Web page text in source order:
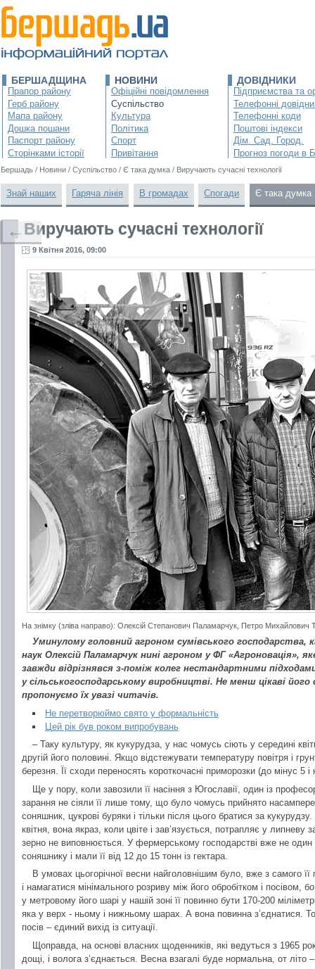
БЕРШАДЩИНА
Прапор району
Герб району
Мапа району
Дошка пошани
Паспорт району
Сторінками історії
НОВИНИ
Офіційні повідомлення
Суспільство
Культура
Політика
Спорт
Привітання
ДОВІДНИКИ
Підприємства та
Телефонні
Телефонні коди
Поштові індекси
Дім. Сад. Город.
Прогноз погоди в
Бершадь / Новини / Суспільство / Є така думка / Виручають сучасні технології
Знай наших Гаряча лінія В громадах Спогади Є така думка
Виручають сучасні технології
9 Квітня 2016, 09:00
На знімку (зліва направо): Олексій Степанович Паламарчук, Петро Михайлович
Уминулому головний агроном сумівського господарства,
наук Олексій Паламарчук нині агроном у ФГ «Агроновація»,
завжди відрізнявся з-поміж колег нестандартними
у сільськогосподарському виробництві. Не менш цікаві
пропонуємо їх увазі читачів.
Не перетворюймо свято у формальність
Цей рік був роком випробувань
– Таку культуру, як кукурудза, у нас чомусь сіють у середині
другій його половині. Якщо відстежувати температуру повітря і
березня. Її сходи переносять короткочасні приморозки (до мінус 5 і
Ще у пору, коли завозили її насіння з Югославії, один із
зарання не сіяли її лише тому, що було чомусь прийнято
соняшник, цукрові буряки і тільки після цього братися за
квітня, вона якраз, коли цвіте і зав’язується, потрапляє у
зерно не виповнюється. У фермерському господарстві вже не один
соняшнику і мали її від 12 до 15 тонн із гектара.
В умовах цьогорічної весни найголовнішим було, вже з самого її
і намагатися мінімального розриву між його обробітком і посівом,
у метровому його шарі у нашій зоні її повинно бути 170-200
яка у верх - ньому і нижньому шарах. А вона повинна з’єднатися.
посів – єдиний вихід із ситуації.
Щоправда, на основі власних щоденників, які ведуться з 1965
дощі, і волога з’єднається. Весна взагалі буде нормальна, от
←